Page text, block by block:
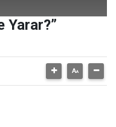
Yarar?”